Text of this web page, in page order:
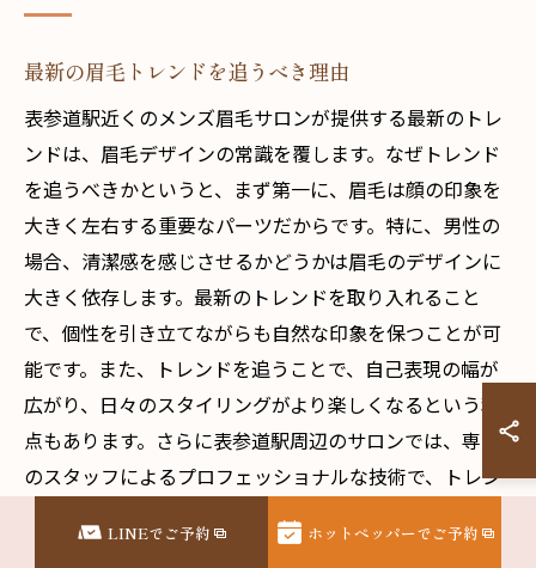
最新の眉毛トレンドを追うべき理由
表参道駅近くのメンズ眉毛サロンが提供する最新のトレ
ンドは、眉毛デザインの常識を覆します。なぜトレンド
を追うべきかというと、まず第一に、眉毛は顔の印象を
大きく左右する重要なパーツだからです。特に、男性の
場合、清潔感を感じさせるかどうかは眉毛のデザインに
大きく依存します。最新のトレンドを取り入れること
で、個性を引き立てながらも自然な印象を保つことが可
能です。また、トレンドを追うことで、自己表現の幅が
広がり、日々のスタイリングがより楽しくなるという利
点もあります。さらに表参道駅周辺のサロンでは、専門
のスタッフによるプロフェッショナルな技術で、トレン
を駆使することで、より魅力的な外見を手に入れること
LINEでご予約 ホットペッパーでご予約